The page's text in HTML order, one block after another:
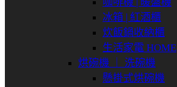
冰箱 | 紅酒櫃
炊飯鍋收納櫃
生活家電 HOME
烘碗機 ｜ 洗碗機
懸掛式烘碗機